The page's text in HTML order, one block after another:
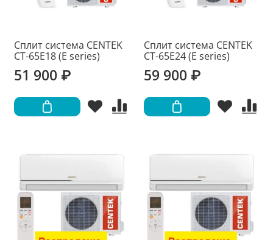
Сплит система CENTEK
CT-65E18 (E series)
51 900 ₽
Сплит система CENTEK
CT-65E24 (E series)
59 900 ₽